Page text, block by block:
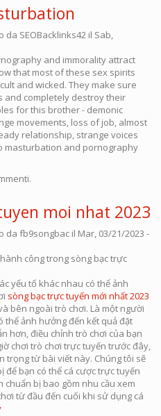
da SEOBacklinks42 il Sab,
and immorality attract
that most of these sex spirits
and wicked. They make sure
and completely destroy their
for this brother - demonic
movements, loss of job, almost
relationship, strange voices
masturbation and pornography
moi nhat 2023
da fb9songbac il Mar, 03/21/2023 -
công trong sòng bạc trực
yếu tố khác nhau có thể ảnh
sòng bạc trực tuyến mới nhất 2023
bên ngoài trò chơi. Là một người
thể ảnh hưởng đến kết quả đặt
hơn, điều chỉnh trò chơi của bạn
chơi trò chơi trực tuyến trước đây,
trọng từ bài viết này. Chúng tôi sẽ
để bạn có thể cá cược trực tuyến
chuẩn bị bao gồm nhu cầu xem
từ đầu đến cuối khi sử dụng cá